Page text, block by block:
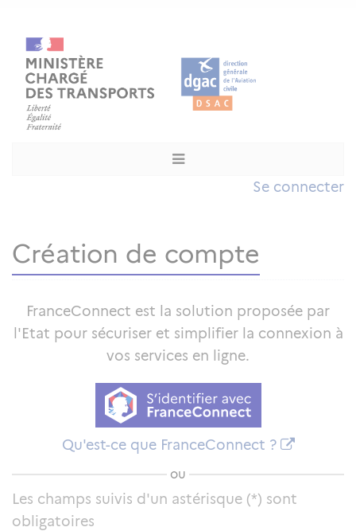
Se connecter
Création de compte
FranceConnect est la solution proposée par
l'Etat pour sécuriser et simplifier la connexion à
vos services en ligne.
Qu'est-ce que FranceConnect ?
ou
Les champs suivis d'un astérisque (*) sont
obligatoires